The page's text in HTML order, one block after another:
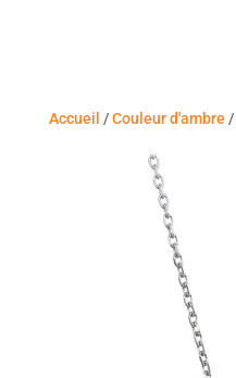
Accueil /Couleur d'ambre /